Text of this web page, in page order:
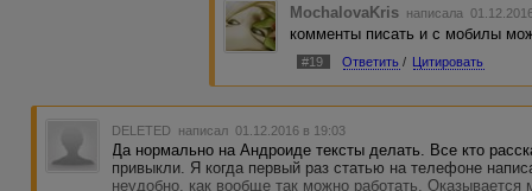
MochalovaKris написала
комменты писать и с мобилы
#19 Ответить / Цитировать
DELETED написал 01.12.2016 в 19:03
Да нормально на Андроиде тексты делать. Все кто
привыкли. Я когда первый раз статью на телефоне
неудобно, как вообще так можно работать.